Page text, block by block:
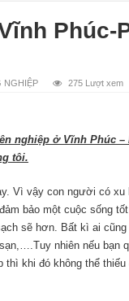
Phúc-
NGHIỆP 275 Lượt xem
nghiệp ở Vĩnh Phúc
tôi.
Vì vậy con người có
bảo một cuộc sống
sẽ hơn. Bất kì ai
nhiên nếu bạn
khi đó không thể